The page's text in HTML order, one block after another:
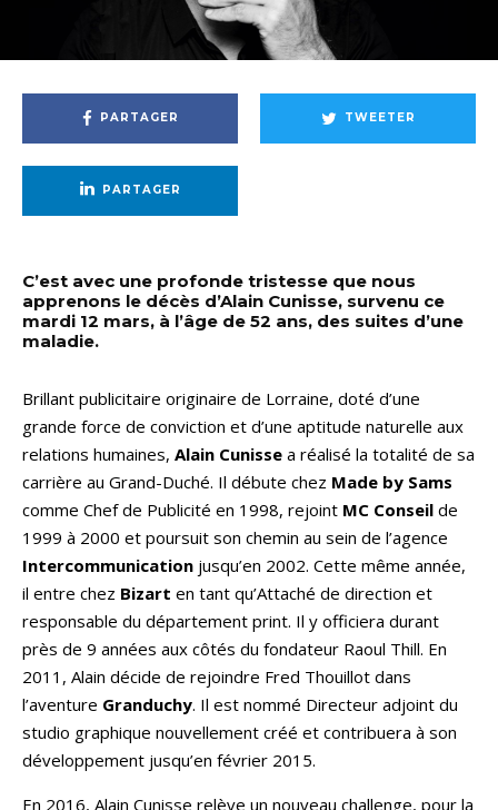
PARTAGER TWEETER
PARTAGER
C’est avec une profonde tristesse que nous
apprenons le décès d’Alain Cunisse, survenu ce
mardi 12 mars, à l’âge de 52 ans, des suites d’une
maladie.
Brillant publicitaire originaire de Lorraine, doté d’une
grande force de conviction et d’une aptitude naturelle aux
relations humaines, Alain Cunisse a réalisé la totalité de sa
carrière au Grand-Duché. Il débute chez Made by Sams
comme Chef de Publicité en 1998, rejoint MC Conseil de
1999 à 2000 et poursuit son chemin au sein de l’agence
Intercommunication jusqu’en 2002. Cette même année,
il entre chez Bizart en tant qu’Attaché de direction et
responsable du département print. Il y officiera durant
près de 9 années aux côtés du fondateur Raoul Thill. En
2011, Alain décide de rejoindre Fred Thouillot dans
l’aventure Granduchy. Il est nommé Directeur adjoint du
studio graphique nouvellement créé et contribuera à son
développement jusqu’en février 2015.
En 2016, Alain Cunisse relève un nouveau challenge, pour la